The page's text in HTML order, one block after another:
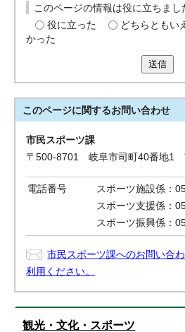
このページの情報は役に立ちまし
役に立った
どちらともい
かった
送信
このページに関するお問い合わせ
市民スポーツ課
〒500-8701 岐阜市司町40番地1
電話番号
スポーツ施設係：
スポーツ支援係：
スポーツ振興係：
市民スポーツ課へのお問い合
利用ください。
観光・文化・スポーツ